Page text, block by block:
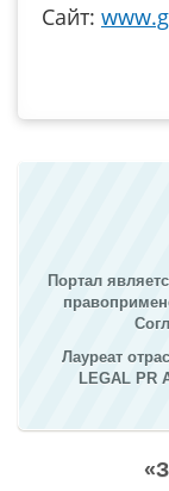
Сайт:
Портал
Лауреат
LEGAL PR